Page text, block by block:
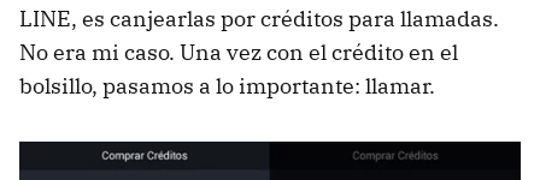
LINE, es canjearlas por créditos para llamadas.
No era mi caso. Una vez con el crédito en el
bolsillo, pasamos a lo importante: llamar.